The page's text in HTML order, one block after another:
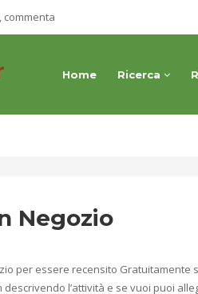
commenta
Home Ricerca
Negozio
per essere recensito Gratuitamente
descrivendo l’attività e se vuoi puoi